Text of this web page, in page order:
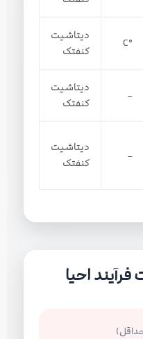
°C
دیتاشیت
کنفتک
–
دیتاشیت
کنفتک
–
دیتاشیت
کنفتک
احیا